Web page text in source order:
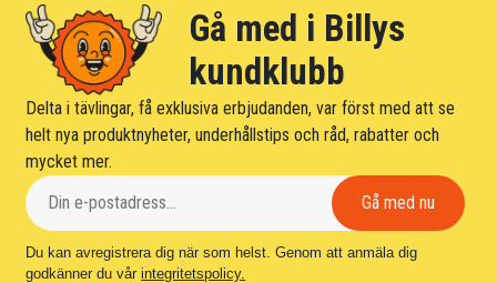
Gå med i Billys
kundklubb
Delta i tävlingar, få exklusiva erbjudanden, var först med att se
helt nya produktnyheter, underhållstips och råd, rabatter och
mycket mer.
Du kan avregistrera dig när som helst. Genom att anmäla dig
godkänner du vårintegritetspolicy.